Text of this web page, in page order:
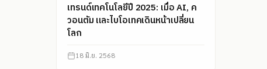
เทรนด์เทคโนโลยีปี 2025: เมื่อ AI, ค
วอนตัม และไบโอเทคเดินหน้าเปลี่ยน
โลก
18 มิ.ย. 2568